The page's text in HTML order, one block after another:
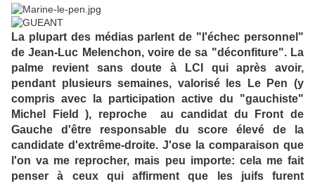
La plupart des médias parlent de "l'échec personnel"
de Jean-Luc Melenchon, voire de sa "déconfiture". La
palme revient sans doute à LCI qui après avoir,
pendant plusieurs semaines, valorisé les Le Pen (y
compris avec la participation active du "gauchiste"
Michel Field ), reproche au candidat du Front de
Gauche d'être responsable du score élevé de la
candidate d'extrême-droite. J'ose la comparaison que
l'on va me reprocher, mais peu importe: cela me fait
penser à ceux qui affirment que les juifs furent